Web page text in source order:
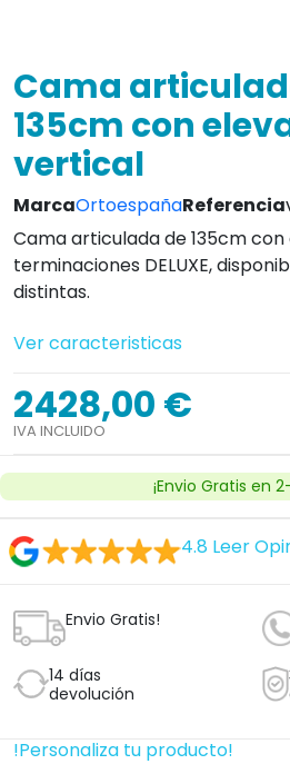
Cama
135cm con
vertical
MarcaOrtoespañaReferencia
Cama articulada de 135cm
terminaciones DELUXE,
distintas.
Ver caracteristicas
2428,00 €
IVA INCLUIDO
¡Envio Gratis en
4.8 Leer
Envio Gratis!
14 días
devolución
!Personaliza tu producto!